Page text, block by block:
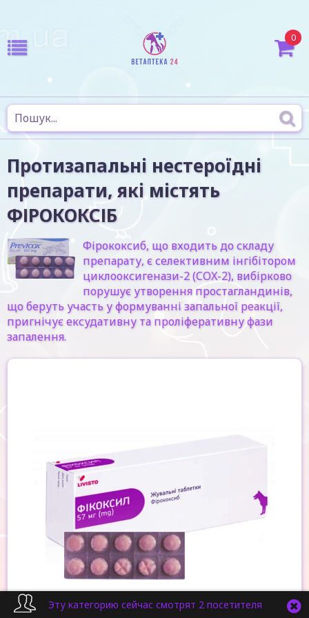
0
Протизапальні нестероїдні
препарати, які містять
ФІРОКОКСІБ
Фірококсиб, що входить до складу
препарату, є селективним інгібітором
циклооксигенази-2 (COX-2), вибірково
порушує утворення простагландинів,
що беруть участь у формуванні запальної реакції,
пригнічує ексудативну та проліферативну фази
запалення.
Эту категорию сейчас смотрят 2 посетителя